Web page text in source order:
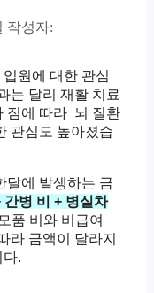
작성자:
입원에 대한 관심
는 달리 재활 치료
짐에 따라 뇌 질환
관심도 높아졌습
달에 발생하는 금
간병 비 + 병실차
품 비와 비급여
라 금액이 달라지
.